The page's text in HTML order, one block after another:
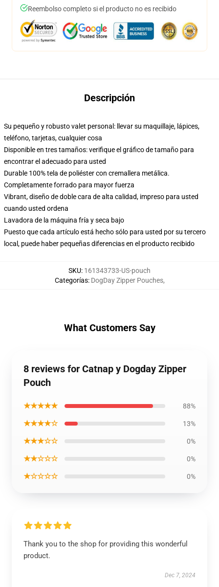
Reembolso completo si el producto no es recibido
Descripción
Su pequeño y robusto valet personal: llevar su maquillaje, lápices,
teléfono, tarjetas, cualquier cosa
Disponible en tres tamaños: verifique el gráfico de tamaño para
encontrar el adecuado para usted
Durable 100% tela de poliéster con cremallera metálica.
Completamente forrado para mayor fuerza
Vibrant, diseño de doble cara de alta calidad, impreso para usted
cuando usted ordena
Lavadora de la máquina fría y seca bajo
Puesto que cada artículo está hecho sólo para usted por su tercero
local, puede haber pequeñas diferencias en el producto recibido
SKU: 161343733-US-pouch
Categorías: DogDay Zipper Pouches,
What Customers Say
8 reviews for Catnap y Dogday Zipper
Pouch
★★★★★ 88%
★★★★☆ 13%
★★★☆☆ 0%
★★☆☆☆ 0%
★☆☆☆☆ 0%
Thank you to the shop for providing this wonderful
product.
Dec 7, 2024